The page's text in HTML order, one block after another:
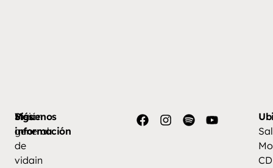
Más
información
Visión
general
de
vidain
Síguenos